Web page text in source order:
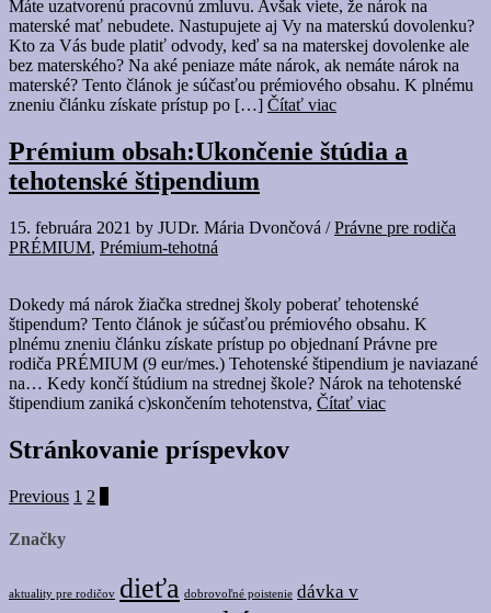
Máte uzatvorenú pracovnú zmluvu. Avšak viete, že nárok na
materské mať nebudete. Nastupujete aj Vy na materskú dovolenku?
Kto za Vás bude platiť odvody, keď sa na materskej dovolenke ale
bez materského? Na aké peniaze máte nárok, ak nemáte nárok na
materské? Tento článok je súčasťou prémiového obsahu. K plnému
zneniu článku získate prístup po […] Čítať viac
Prémium obsah:Ukončenie štúdia a
tehotenské štipendium
15. februára 2021 by JUDr. Mária Dvončová /Právne pre rodiča
PRÉMIUM, Prémium-tehotná
Dokedy má nárok žiačka strednej školy poberať tehotenské
štipendum? Tento článok je súčasťou prémiového obsahu. K
plnému zneniu článku získate prístup po objednaní Právne pre
rodiča PRÉMIUM (9 eur/mes.) Tehotenské štipendium je naviazané
na… Kedy končí štúdium na strednej škole? Nárok na tehotenské
štipendium zaniká c)skončením tehotenstva, Čítať viac
Stránkovanie príspevkov
Previous 1 2
Značky
aktuality pre rodičov dieťa dobrovoľné poistenie dávka v